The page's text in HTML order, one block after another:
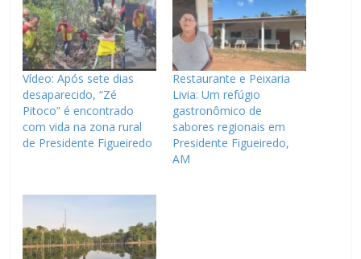
Vídeo: Após sete dias
desaparecido, “Zé
Pitoco” é encontrado
com vida na zona rural
de Presidente Figueiredo
Restaurante e Peixaria
Livia: Um refúgio
gastronômico de
sabores regionais em
Presidente Figueiredo,
AM